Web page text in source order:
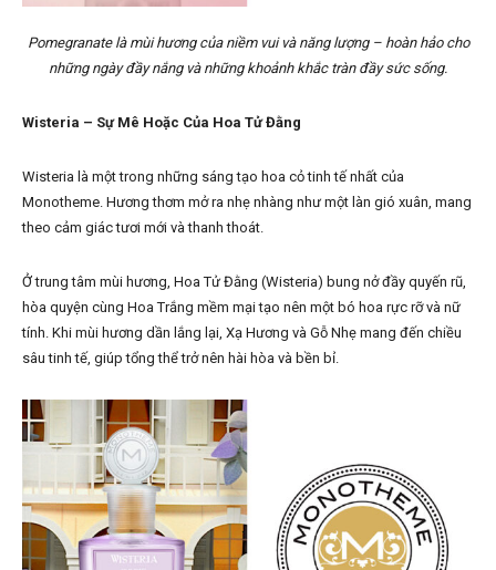
Pomegranate là mùi hương của niềm vui và năng lượng – hoàn hảo cho
những ngày đầy nắng và những khoảnh khắc tràn đầy sức sống.
Wisteria – Sự Mê Hoặc Của Hoa Tử Đằng
Wisteria là một trong những sáng tạo hoa cỏ tinh tế nhất của
Monotheme. Hương thơm mở ra nhẹ nhàng như một làn gió xuân, mang
theo cảm giác tươi mới và thanh thoát.
Ở trung tâm mùi hương, Hoa Tử Đằng (Wisteria) bung nở đầy quyến rũ,
hòa quyện cùng Hoa Trắng mềm mại tạo nên một bó hoa rực rỡ và nữ
tính. Khi mùi hương dần lắng lại, Xạ Hương và Gỗ Nhẹ mang đến chiều
sâu tinh tế, giúp tổng thể trở nên hài hòa và bền bỉ.